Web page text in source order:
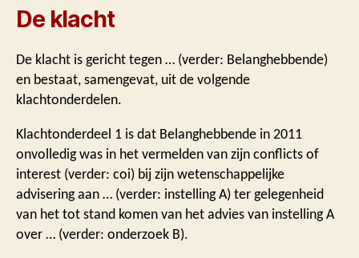
De klacht
De klacht is gericht tegen … (verder: Belanghebbende)
en bestaat, samengevat, uit de volgende
klachtonderdelen.
Klachtonderdeel 1 is dat Belanghebbende in 2011
onvolledig was in het vermelden van zijn conflicts of
interest (verder: coi) bij zijn wetenschappelijke
advisering aan … (verder: instelling A) ter gelegenheid
van het tot stand komen van het advies van instelling A
over … (verder: onderzoek B).